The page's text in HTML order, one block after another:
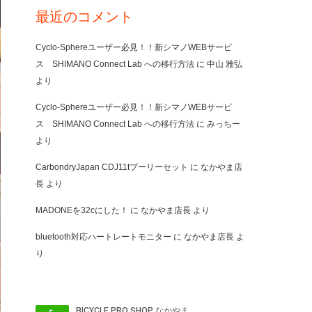
最近のコメント
Cyclo-Sphereユーザー必見！！新シマノWEBサービ
ス SHIMANO Connect Lab への移行方法 に 中山 雅弘
より
Cyclo-Sphereユーザー必見！！新シマノWEBサービ
ス SHIMANO Connect Lab への移行方法 に みっちー
より
CarbondryJapan CDJ11tプーリーセット に なかやま店
長 より
MADONEを32cにした！ に なかやま店長 より
bluetooth対応ハートレートモニター に なかやま店長 よ
り